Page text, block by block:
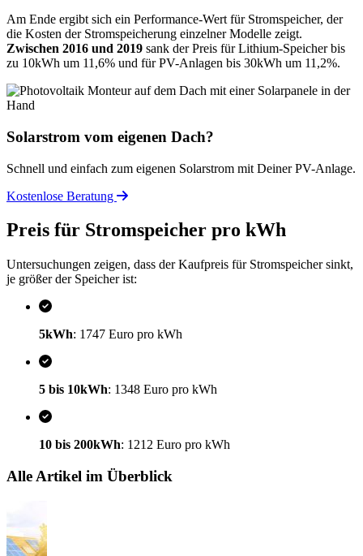
Am Ende ergibt sich ein Performance-Wert für Stromspeicher, der
die Kosten der Stromspeicherung einzelner Modelle zeigt.
Zwischen 2016 und 2019 sank der Preis für Lithium-Speicher bis
zu 10kWh um 11,6% und für PV-Anlagen bis 30kWh um 11,2%.
Solarstrom vom eigenen Dach?
Schnell und einfach zum eigenen Solarstrom mit Deiner PV-Anlage.
Kostenlose Beratung
Preis für Stromspeicher pro kWh
Untersuchungen zeigen, dass der Kaufpreis für Stromspeicher sinkt,
je größer der Speicher ist:
5kWh: 1747 Euro pro kWh
5 bis 10kWh: 1348 Euro pro kWh
10 bis 200kWh: 1212 Euro pro kWh
Alle Artikel im Überblick